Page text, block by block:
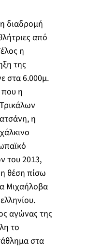
διαδρομή
από
η
της
στα 6.000μ.
που η
η
του 2013,
θέση πίσω
Μιχαήλοβα
αγώνας της
το
στα